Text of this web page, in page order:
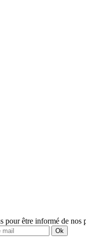
pour être informé de nos
Ok